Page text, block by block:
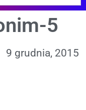
5
9 grudnia, 2015